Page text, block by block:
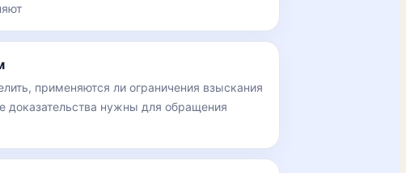
применяются ли ограничения взыскания
доказательства нужны для обращения